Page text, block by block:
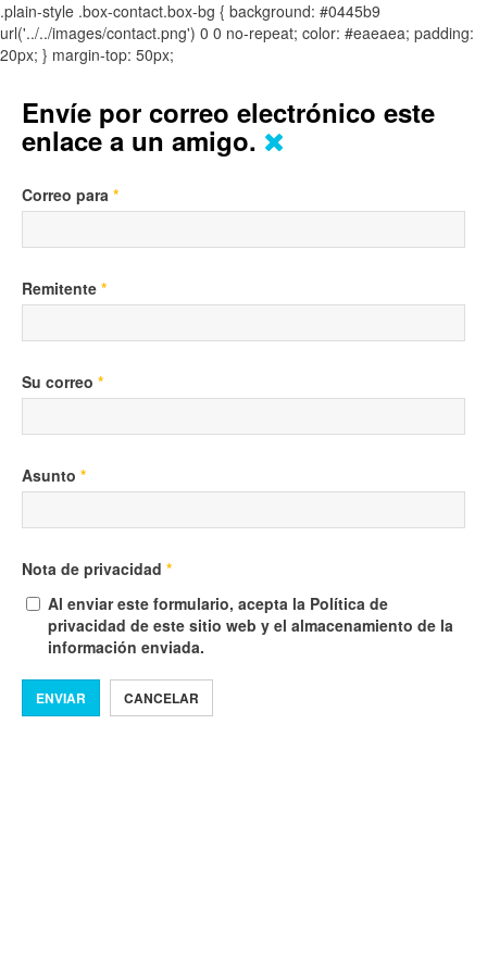
.plain-style .box-contact.box-bg { background: #0445b9
url('../../images/contact.png') 0 0 no-repeat; color: #eaeaea; padding:
20px; } margin-top: 50px;
Envíe por correo electrónico este
enlace a un amigo.
Correo para *
Remitente *
Su correo *
Asunto *
Nota de privacidad *
Al enviar este formulario, acepta la Política de
privacidad de este sitio web y el almacenamiento de la
información enviada.
ENVIAR CANCELAR